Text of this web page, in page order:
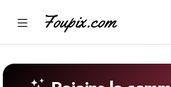
Foupix.com